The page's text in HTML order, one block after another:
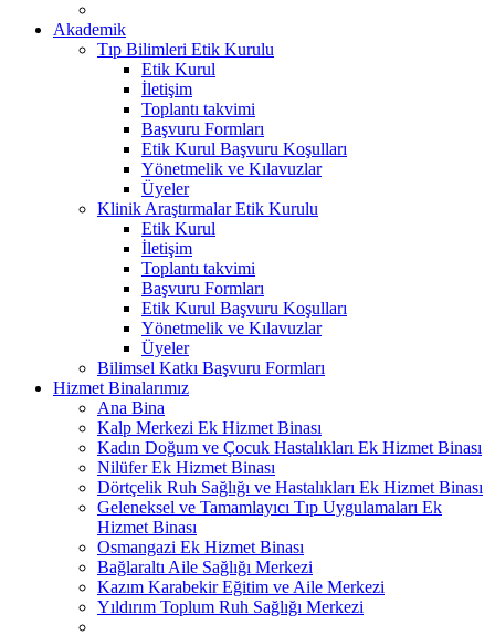
Akademik
Tıp Bilimleri Etik Kurulu
Etik Kurul
İletişim
Toplantı takvimi
Başvuru Formları
Etik Kurul Başvuru Koşulları
Yönetmelik ve Kılavuzlar
Üyeler
Klinik Araştırmalar Etik Kurulu
Etik Kurul
İletişim
Toplantı takvimi
Başvuru Formları
Etik Kurul Başvuru Koşulları
Yönetmelik ve Kılavuzlar
Üyeler
Bilimsel Katkı Başvuru Formları
Hizmet Binalarımız
Ana Bina
Kalp Merkezi Ek Hizmet Binası
Kadın Doğum ve Çocuk Hastalıkları Ek Hizmet Binası
Nilüfer Ek Hizmet Binası
Dörtçelik Ruh Sağlığı ve Hastalıkları Ek Hizmet Binası
Geleneksel ve Tamamlayıcı Tıp Uygulamaları Ek
Hizmet Binası
Osmangazi Ek Hizmet Binası
Bağlaraltı Aile Sağlığı Merkezi
Kazım Karabekir Eğitim ve Aile Merkezi
Yıldırım Toplum Ruh Sağlığı Merkezi